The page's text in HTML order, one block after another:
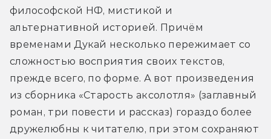
философской НФ, мистикой и
альтернативной историей. Причём
временами Дукай несколько пережимает со
сложностью восприятия своих текстов,
прежде всего, по форме. А вот произведения
из сборника «Старость аксолотля» (заглавный
роман, три повести и рассказ) гораздо более
дружелюбны к читателю, при этом сохраняют